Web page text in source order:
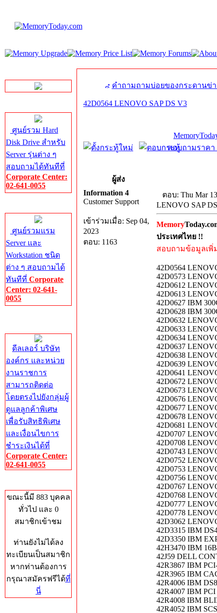
ศูนย์รวม Hard
Disk Drive สำหรับ
Server รุ่นต่าง ๆ
สอบถามได้ทันทีที่
Corporate Center:
02-641-0055
ศูนย์รวมแรม
Server และ
Workstation ชนิด
ต่าง ๆ สอบถามได้
ทันทีที่ Corporate
Center: 02-641-
0055
ดีลเลอร์ บริษัท
องค์กร และหน่วย
งานราชการ
สามารถติดต่อ
โดยตรงไปยังกลุ่มผู้
ดูแลลูกค้าพิเศษ
เพื่อรับสิทธิพิเศษ
และเงื่อนไขการ
ชำระเงินได้ที่
Corporate Center:
02-641-0055
ขณะนี้มี 883 บุคคล
ทั่วไป และ 0
สมาชิกเข้าชม
ท่านยังไม่ได้ลง
ทะเบียนเป็นสมาชิก
หากท่านต้องการ
กรุณาสมัครฟรีได้ที่
นี่
คำถามถามบ่อยของกระดานข่
42D0564 LENOVO SAP DS V3
สอบถามราคา
ผู้ส่ง
Information 4
Customer Support
เข้าร่วมเมื่อ: Sep 04,
2023
ตอบ: 1163
ตอบ: Thu Mar
LENOVO SAP
Memory
ประเทศไทย !!
สอบถามข้อมูลเพิ่
42D0564
42D0573
42D0612
42D0613
42D0627 IBM
42D0628 IBM
42D0632
42D0633
42D0634
42D0637
42D0638
42D0639
42D0641
42D0672
42D0673
42D0676
42D0677
42D0678
42D0681
42D0707
42D0708
42D0743
42D0752
42D0753
42D0756
42D0767
42D0768
42D0777
42D0778
42D3062
42D3315 IBM
42D3350 IBM
42H3470 IBM
42J59 DELL
42R3867 IBM
42R3965 IBM
42R4006 IBM
42R4007 IBM PCI
42R4008 IBM
42R4052 IBM